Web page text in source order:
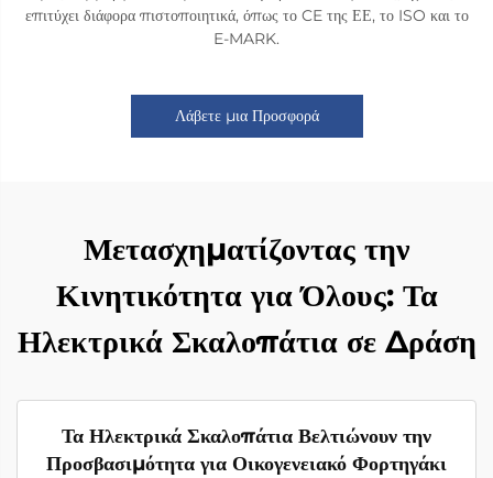
επιτύχει διάφορα πιστοποιητικά, όπως το CE της ΕΕ, το ISO και το
E-MARK.
Λάβετε μια Προσφορά
Μετασχηματίζοντας την
Κινητικότητα για Όλους: Τα
Ηλεκτρικά Σκαλοπάτια σε Δράση
Τα Ηλεκτρικά Σκαλοπάτια Βελτιώνουν την
Προσβασιμότητα για Οικογενειακό Φορτηγάκι